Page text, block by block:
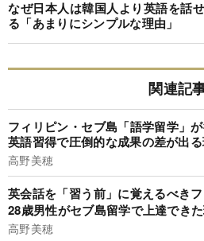
なぜ日本人は韓国人より英語を話
る「あまりにシンプルな理由」
関連記
フィリピン・セブ島「語学留学」
英語習得で圧倒的な成果の差が出
高野美穂
英会話を「習う前」に覚えるべき
28歳男性がセブ島留学で上達でき
高野美穂